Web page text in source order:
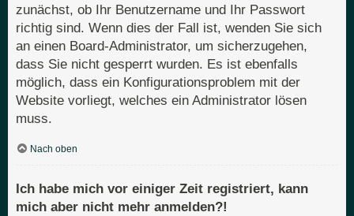
zunächst, ob Ihr Benutzername und Ihr Passwort
richtig sind. Wenn dies der Fall ist, wenden Sie sich
an einen Board-Administrator, um sicherzugehen,
dass Sie nicht gesperrt wurden. Es ist ebenfalls
möglich, dass ein Konfigurationsproblem mit der
Website vorliegt, welches ein Administrator lösen
muss.
Nach oben
Ich habe mich vor einiger Zeit registriert, kann
mich aber nicht mehr anmelden?!